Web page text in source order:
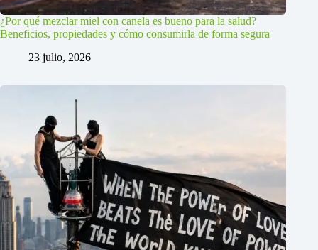
¿Por qué mezclar miel con canela es bueno para la salud?
Beneficios, propiedades y cómo consumirla de forma segura
23 julio, 2026